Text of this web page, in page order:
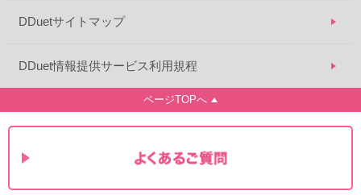
DDuetサイトマップ
DDuet情報提供サービス利用規程
ページTOPへ